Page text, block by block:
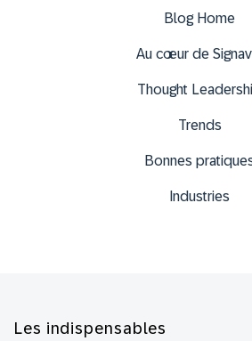
Blog Home
Au cœur de
Thought
Trends
Bonnes
Industries
Les indispensables